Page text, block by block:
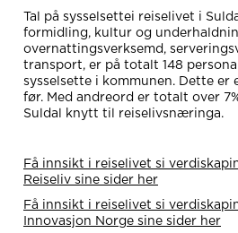
Tal på sysselsettei reiselivet i
formidling, kultur og
overnattingsverksemd,
transport, er på totalt 148
sysselsette i kommunen. Dette er
før. Med andreord er totalt over
Suldal knytt til reiselivsnæringa.
Få innsikt i reiselivet si
Reiseliv sine sider her
Få innsikt i reiselivet si
Innovasjon Norge sine sider her